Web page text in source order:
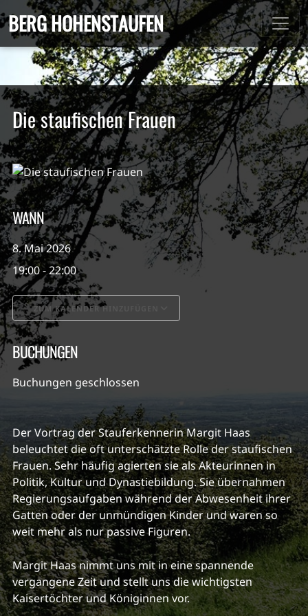
BERG HOHENSTAUFEN
Die staufischen Frauen
WANN
8. Mai 2026
19:00 - 22:00
ZUM KALENDER HINZUFÜGEN
ICS herunterladen
BUCHUNGEN
Buchungen geschlossen
Der Vortrag der Stauferkennerin Margit Haas
beleuchtet die oft unterschätzte Rolle der staufischen
Frauen. Sehr häufig agierten sie als Akteurinnen in
Politik, Kultur und Dynastiebildung. Sie übernahmen
Regierungsaufgaben während der Abwesenheit ihrer
Gatten oder der unmündigen Kinder und waren so
weit mehr als nur passive Figuren.
Margit Haas nimmt uns mit in eine spannende
vergangene Zeit und stellt uns die wichtigsten
Kaisertöchter und Königinnen vor.